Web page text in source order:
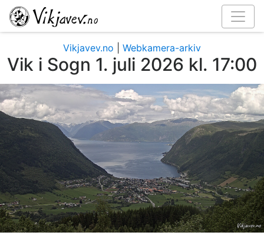
Vikjavev.no Webkamera-arkiv
Vik i Sogn 1. juli 2026 kl. 17:00